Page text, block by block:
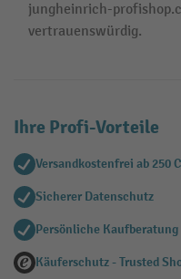
jungheinrich-
vertrauenswürdig.
Ihre Profi-Vorteile
Versandkostenfrei ab 250
Sicherer Datenschutz
Persönliche Kaufberatung
Käuferschutz - Trusted